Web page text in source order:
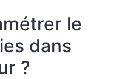
le
dans
?